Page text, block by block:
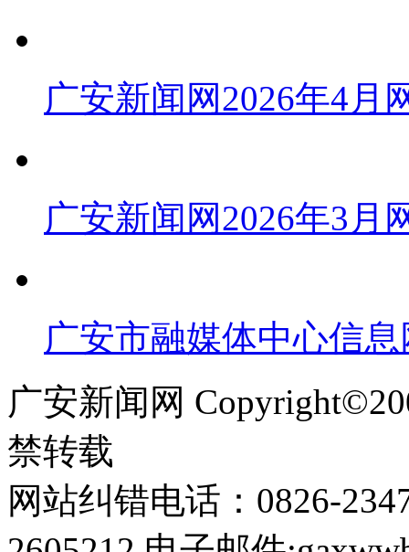
广安新闻网2026年4月
广安新闻网2026年3月
广安市融媒体中心信
广安新闻网
禁转载
网站纠错电话：0826-